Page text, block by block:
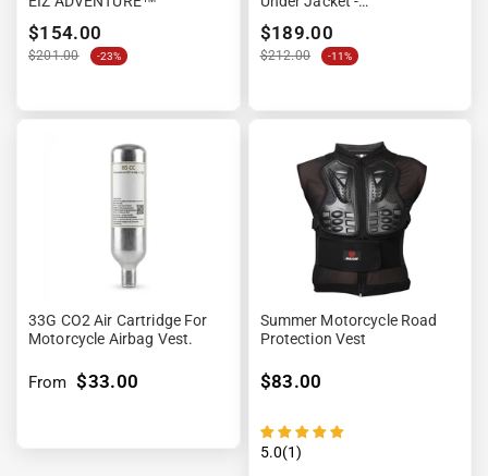
$154.00
$201.00 -23%
BreezeShield™
$189.00
$212.00 -11%
33G CO2 Air Cartridge For
Motorcycle Airbag Vest.
From $33.00
Summer Motorcycle Road
Protection Vest
$83.00
5.0(1)